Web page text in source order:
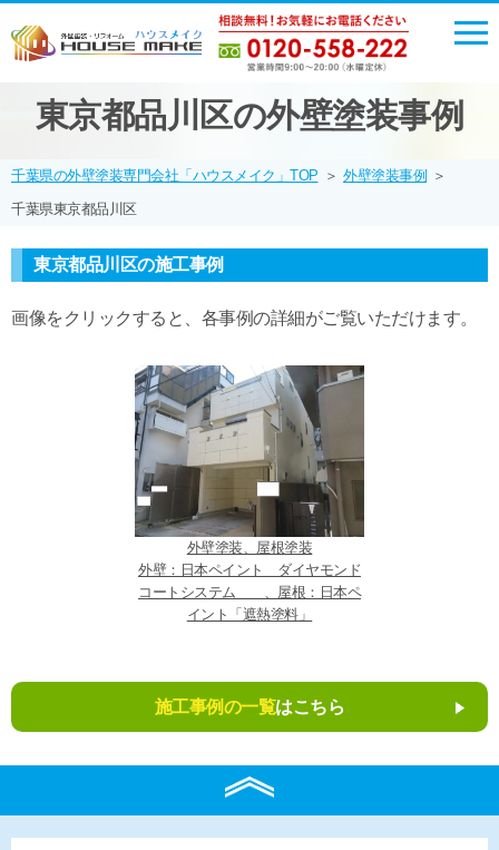
東京都品川区の外壁塗装事例
千葉県の外壁塗装専門会社「ハウスメイク」TOP ＞ 外壁塗装事例
＞
千葉県東京都品川区
東京都品川区の施工事例
画像をクリックすると、各事例の詳細がご覧いただけます。
外壁塗装、屋根塗装
外壁：日本ペイント ダイヤモンド
コートシステム 、屋根：日本ペ
イント「遮熱塗料」
施工事例の一覧はこちら